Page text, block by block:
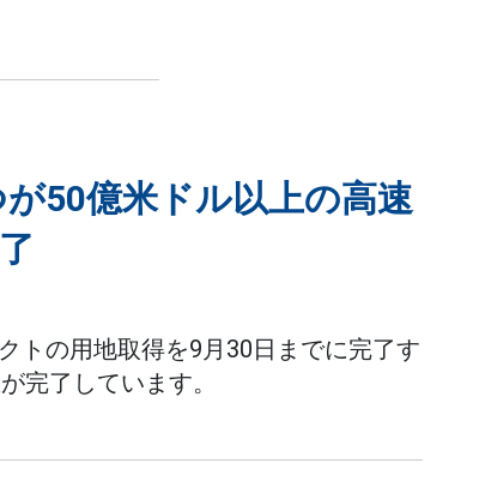
50億米ドル以上の高速
トの用地取得を9月30日までに完了す
完了しています。